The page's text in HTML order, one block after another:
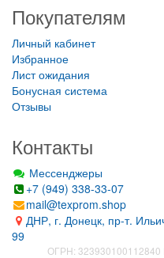
Покупателям
Личный кабинет
Избранное
Лист ожидания
Бонусная система
Отзывы
Контакты
Мессенджеры
+7 (949) 338-33-07
mail@texprom.shop
ДНР, г. Донецк, пр-т.
99
ОГРН: 323930100112840